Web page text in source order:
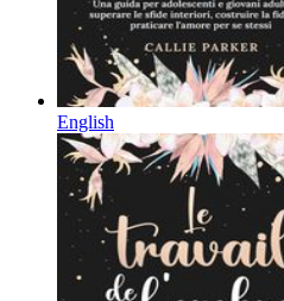
English